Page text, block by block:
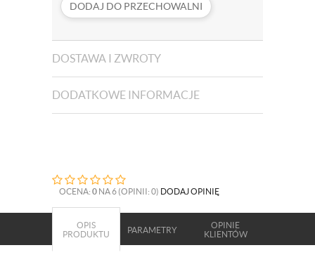
DODAJ DO PRZECHOWALNI
DOSTAWA I ZWROTY
DODATKOWE INFORMACJE
OCENA: 0 NA 6 (OPINII: 0) DODAJ OPINIĘ
OPIS
PRODUKTU
PARAMETRY
OPINIE
KLIENTÓW